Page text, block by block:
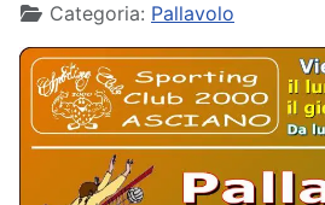
Categoria: Pallavolo